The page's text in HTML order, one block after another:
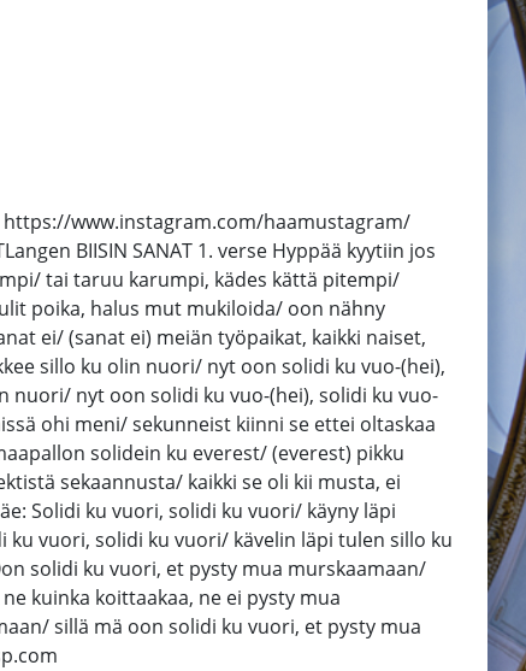
www.instagram.com/haamustagram/
BIISIN SANAT 1. verse Hyppää kyytiin jos
tai taruu karumpi, kädes kättä pitempi/
poika, halus mut mukiloida/ oon nähny
ei/ (sanat ei) meiän työpaikat, kaikki naiset,
sillo ku olin nuori/ nyt oon solidi ku vuo-(hei),
nyt oon solidi ku vuo-(hei), solidi ku vuo-
ohi meni/ sekunneist kiinni se ettei oltaskaa
solidein ku everest/ (everest) pikku
sekaannusta/ kaikki se oli kii musta, ei
Solidi ku vuori, solidi ku vuori/ käyny läpi
vuori, solidi ku vuori/ kävelin läpi tulen sillo ku
solidi ku vuori, et pysty mua murskaamaan/
kuinka koittaakaa, ne ei pysty mua
sillä mä oon solidi ku vuori, et pysty mua